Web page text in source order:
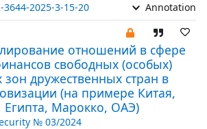
3644-2025-3-15-20 Annotation
отношений в сфере
свободных (особых)
дружественных стран в
(на примере Китая,
Египта, Марокко, ОАЭ)
№ 03/2024